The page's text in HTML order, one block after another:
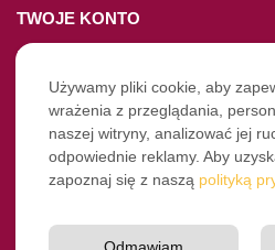
TWOJE KONTO
Moje konto
Nie pamiętasz hasła?
Twoje zamówienia
NASZE SOCIALE
Instagram
Używamy pliki cookie, aby
wrażenia z przeglądania,
naszej witryny, analizować jej
odpowiednie reklamy. Aby
zapoznaj się z naszą polityką